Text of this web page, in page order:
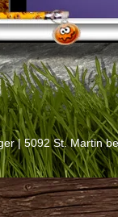
| 5092 St. Martin